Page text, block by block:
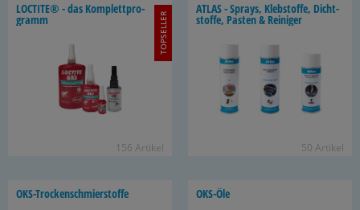
LOC­TI­TE® - das Kom­plett­pro­
gramm
156 Ar­ti­kel
TOPSELLER
ATLAS - Sprays, Kleb­stof­fe, Dicht­
stof­fe, Pas­ten & Rei­ni­ger
50 Ar­ti­kel
OKS-​Trockenschmierstoffe OKS-​Öle